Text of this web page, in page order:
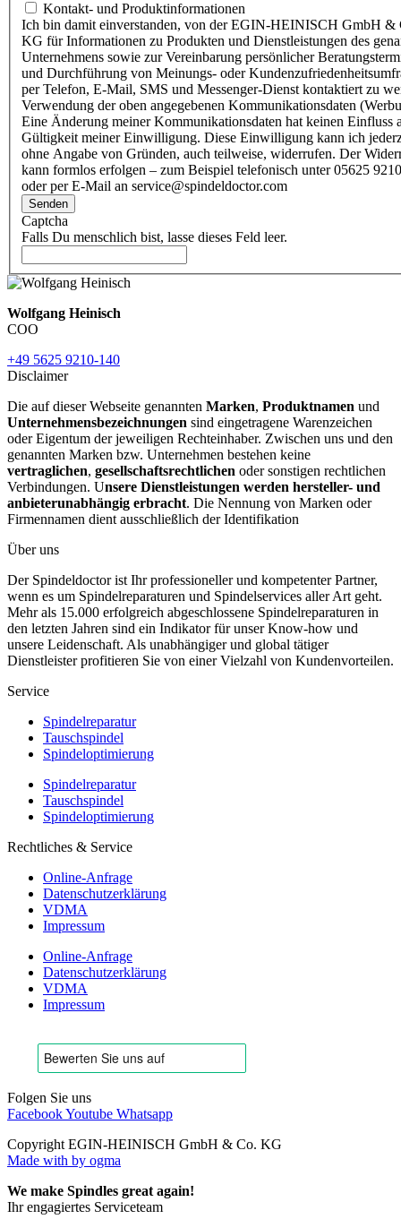
Kontakt- und Produktinformationen
Ich bin damit einverstanden, von der EGIN-HEINISCH GmbH &
KG für Informationen zu Produkten und Dienstleistungen des
Unternehmens sowie zur Vereinbarung persönlicher
und Durchführung von Meinungs- oder
per Telefon, E-Mail, SMS und Messenger-Dienst kontaktiert zu
Verwendung der oben angegebenen Kommunikationsdaten
Eine Änderung meiner Kommunikationsdaten hat keinen Einfluss
Gültigkeit meiner Einwilligung. Diese Einwilligung kann ich
ohne Angabe von Gründen, auch teilweise, widerrufen. Der
kann formlos erfolgen – zum Beispiel telefonisch unter 05625
oder per E-Mail an service@spindeldoctor.com
Senden
Captcha
Falls Du menschlich bist, lasse dieses Feld leer.
Wolfgang Heinisch
COO
+49 5625 9210-140
Disclaimer
Die auf dieser Webseite genannten Marken, Produktnamen und
Unternehmensbezeichnungen sind eingetragene Warenzeichen
oder Eigentum der jeweiligen Rechteinhaber. Zwischen uns und den
genannten Marken bzw. Unternehmen bestehen keine
vertraglichen, gesellschaftsrechtlichen oder sonstigen rechtlichen
Verbindungen. Unsere Dienstleistungen werden hersteller- und
anbieterunabhängig erbracht. Die Nennung von Marken oder
Firmennamen dient ausschließlich der Identifikation
Über uns
Der Spindeldoctor ist Ihr professioneller und kompetenter Partner,
wenn es um Spindelreparaturen und Spindelservices aller Art geht.
Mehr als 15.000 erfolgreich abgeschlossene Spindelreparaturen in
den letzten Jahren sind ein Indikator für unser Know-how und
unsere Leidenschaft. Als unabhängiger und global tätiger
Dienstleister profitieren Sie von einer Vielzahl von Kundenvorteilen.
Service
Spindelreparatur
Tauschspindel
Spindeloptimierung
Spindelreparatur
Tauschspindel
Spindeloptimierung
Rechtliches & Service
Online-Anfrage
Datenschutzerklärung
VDMA
Impressum
Online-Anfrage
Datenschutzerklärung
VDMA
Impressum
Folgen Sie uns
FacebookYoutube Whatsapp
Copyright EGIN-HEINISCH GmbH & Co. KG
Made with by ogma
We make Spindles great again!
Ihr engagiertes Serviceteam